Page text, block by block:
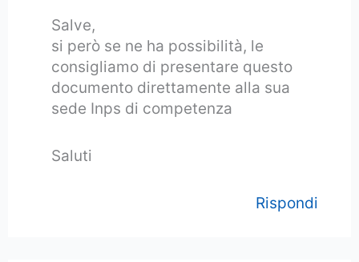
Salve,
si però se ne ha possibilità, le
consigliamo di presentare questo
documento direttamente alla sua
sede Inps di competenza
Saluti
Rispondi